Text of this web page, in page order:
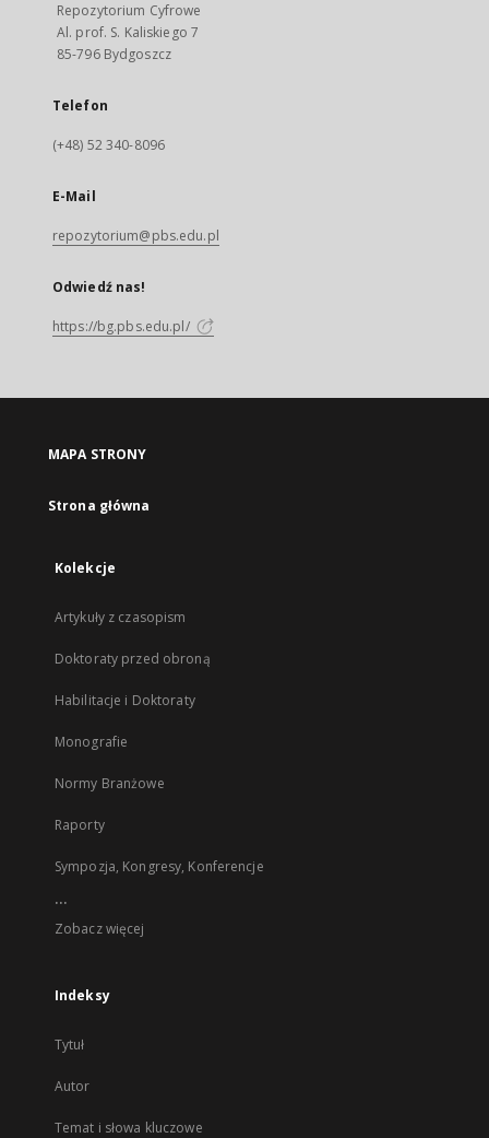
Repozytorium Cyfrowe
Al. prof. S. Kaliskiego 7
85-796 Bydgoszcz
Telefon
(+48) 52 340-8096
E-Mail
repozytorium@pbs.edu.pl
Odwiedź nas!
https://bg.pbs.edu.pl/
MAPA STRONY
Strona główna
Kolekcje
Artykuły z czasopism
Doktoraty przed obroną
Habilitacje i Doktoraty
Monografie
Normy Branżowe
Raporty
Sympozja, Kongresy, Konferencje
...
Zobacz więcej
Indeksy
Tytuł
Autor
Temat i słowa kluczowe